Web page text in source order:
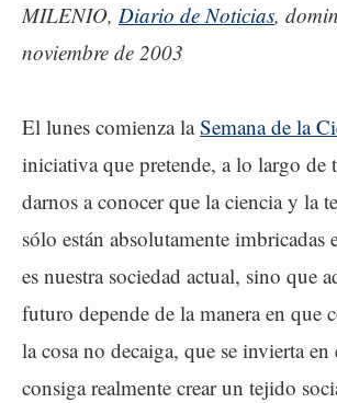
MILENIO, Diario de Noticias,
noviembre de 2003
El lunes comienza laSemana de la
iniciativa que pretende, a lo largo de
darnos a conocer que la ciencia y la
sólo están absolutamente imbricadas
es nuestra sociedad actual, sino que
futuro depende de la manera en que
la cosa no decaiga, que se invierta en
consiga realmente crear un tejido